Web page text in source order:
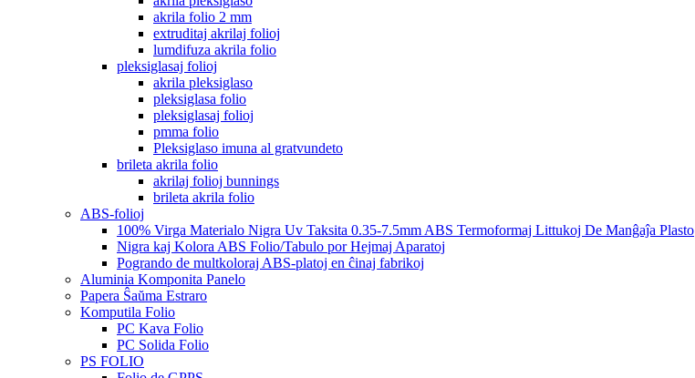
akrila folio 2 mm
extruditaj akrilaj folioj
lumdifuza akrila folio
pleksiglasaj folioj
akrila pleksiglaso
pleksiglasa folio
pleksiglasaj folioj
pmma folio
Pleksiglaso imuna al gratvundeto
brileta akrila folio
akrilaj folioj bunnings
brileta akrila folio
ABS-folioj
100% Virga Materialo Nigra Uv Taksita 0.35-7.5mm ABS Termoformaj Littukoj De Manĝaĵa Plasto
Nigra kaj Kolora ABS Folio/Tabulo por Hejmaj Aparatoj
Pogrando de multkoloraj ABS-platoj en ĉinaj fabrikoj
Aluminia Komponita Panelo
Papera Ŝaŭma Estraro
Komputila Folio
PC Kava Folio
PC Solida Folio
PS FOLIO